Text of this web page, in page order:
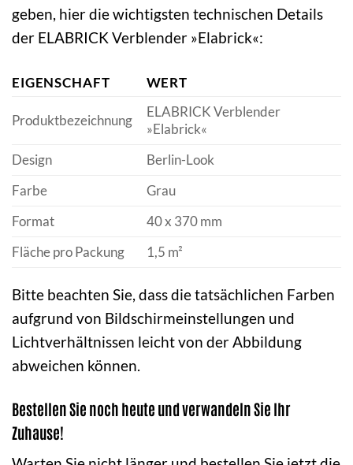
geben, hier die wichtigsten technischen Details
der ELABRICK Verblender »Elabrick«:
EIGENSCHAFT WERT
Produktbezeichnung
ELABRICK Verblender
»Elabrick«
Design
Berlin-Look
Farbe
Grau
Format
40 x 370 mm
Fläche pro Packung
1,5 m²
Bitte beachten Sie, dass die tatsächlichen Farben
aufgrund von Bildschirmeinstellungen und
Lichtverhältnissen leicht von der Abbildung
abweichen können.
Bestellen Sie noch heute und verwandeln Sie Ihr
Zuhause!